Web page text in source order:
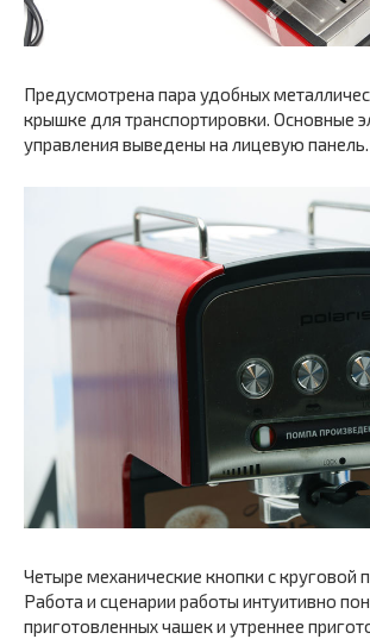
Предусмотрена пара удобных
крышке для транспортировки. Основные
управления выведены на лицевую панель.
Четыре механические кнопки с круговой
Работа и сценарии работы интуитивно
приготовленных чашек и утреннее